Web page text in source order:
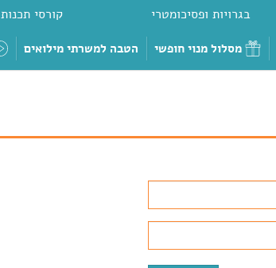
בגרויות ופסיכומטרי קורסי תכנות
מסלול מנוי חופשי הטבה למשרתי מילואים